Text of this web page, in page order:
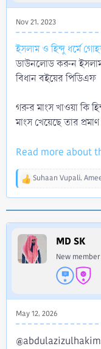
Nov 21, 2023
ইসলাম ও হিন্দু ধর্মে
ডাউনলোড করুন ইসলাম
বিধান বইয়ের পিডিএফ
গরুর মাংস খাওয়া কি
মাংস খেয়েছে তার
Read more about
R
o
n
Suhaan Vupali,
MD SK
New member
May 12, 2026